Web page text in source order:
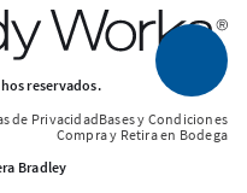
reservados.
de PrivacidadBases y Condiciones
Compra y Retira en Bodega
Bradley